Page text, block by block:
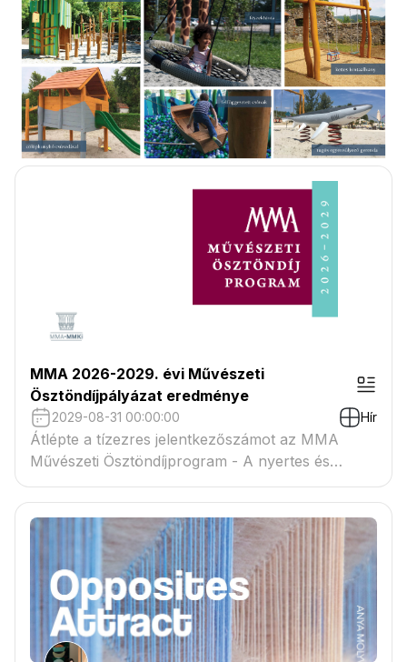
MMA 2026-2029. évi Művészeti
Ösztöndíjpályázat eredménye
2029-08-31 00:00:00 Hír
Átlépte a tízezres jelentkezőszámot az MMA
Művészeti Ösztöndíjprogram - A nyertes és
tartaléklistás pályázók névsora megtekinthető a
csatolmányban